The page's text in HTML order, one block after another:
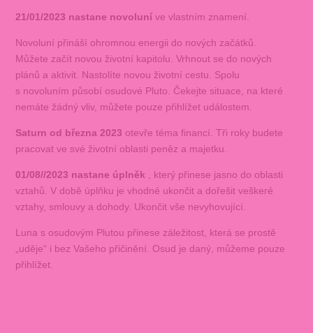
21/01/2023 nastane novoluní ve vlastním znamení.
Novoluní přináší ohromnou energii do nových začátků.
Můžete začít novou životní kapitolu. Vrhnout se do nových
plánů a aktivit. Nastolíte novou životní cestu. Spolu
s novoluním působí osudové Pluto. Čekejte situace, na které
nemáte žádný vliv, můžete pouze přihlížet událostem.
Saturn od března 2023 otevře téma financí. Tři roky budete
pracovat ve své životní oblasti peněz a majetku.
01/08//2023 nastane úplněk
, který přinese jasno do oblasti
vztahů. V době úplňku je vhodné ukončit a dořešit veškeré
vztahy, smlouvy a dohody. Ukončit vše nevyhovující.
Luna s osudovým Plutou přinese záležitost, která se prostě
„uděje“ i bez Vašeho přičinění. Osud je daný, můžeme pouze
přihlížet.